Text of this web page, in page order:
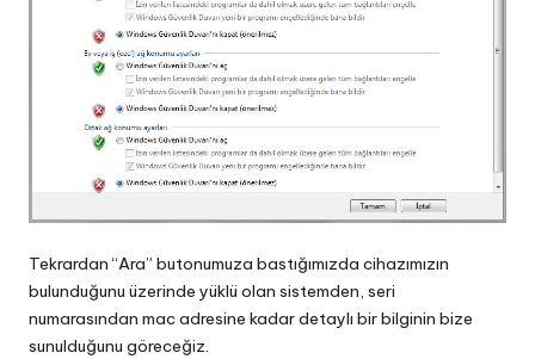
Tekrardan “Ara” butonumuza bastığımızda cihazımızın
bulunduğunu üzerinde yüklü olan sistemden, seri
numarasından mac adresine kadar detaylı bir bilginin bize
sunulduğunu göreceğiz.